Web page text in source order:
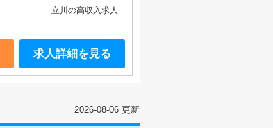
立川の高収入求人
求人詳細を見る
2026-08-06 更新